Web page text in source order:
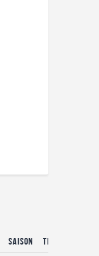
Saison Temps plein